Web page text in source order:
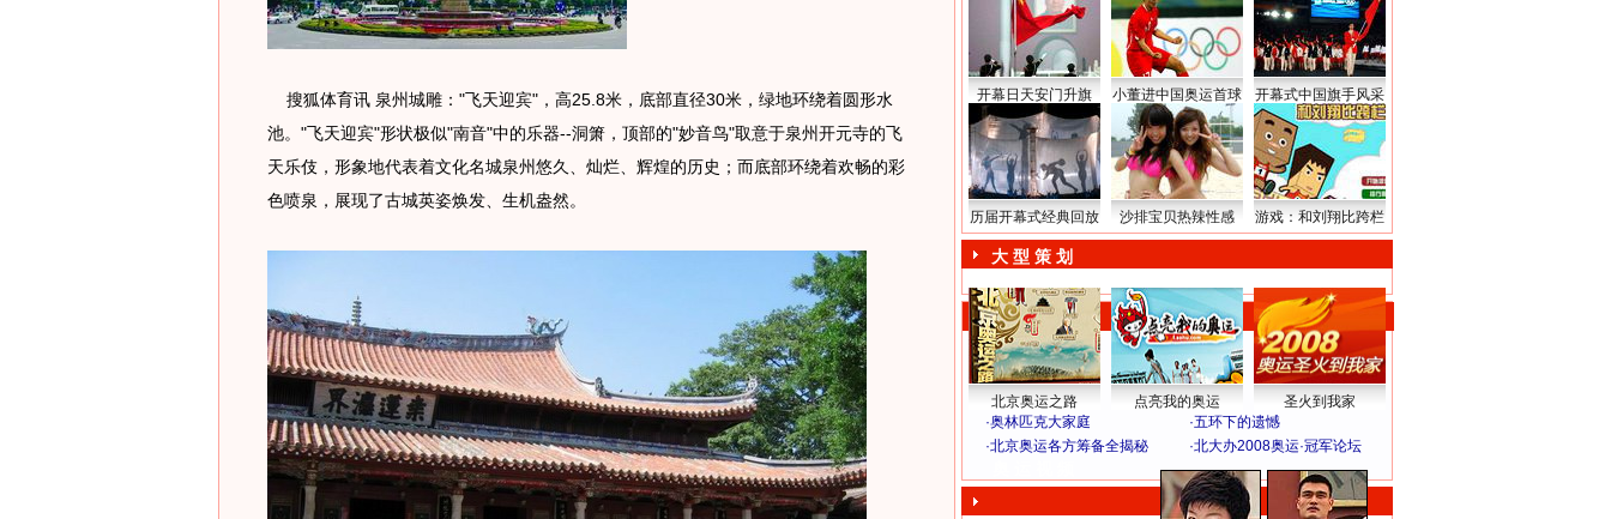
搜狐体育讯 泉州城雕："飞天迎宾"，高25.8米，底部直径30米，绿地环绕着圆形水
池。"飞天迎宾"形状极似"南音"中的乐器--洞箫，顶部的"妙音鸟"取意于泉州开元寺的飞
天乐伎，形象地代表着文化名城泉州悠久、灿烂、辉煌的历史；而底部环绕着欢畅的彩
色喷泉，展现了古城英姿焕发、生机盎然。
开幕日天安门升旗 小董进中国奥运首球 开幕式中国旗手风采
历届开幕式经典回放 沙排宝贝热辣性感 游戏：和刘翔比跨栏
大 型 策 划
北京奥运之路 点亮我的奥运
圣火到我家
·奥林匹克大家庭 ·五环下的遗憾
·北京奥运各方筹备全揭秘 ·北大办2008奥运·冠军论坛